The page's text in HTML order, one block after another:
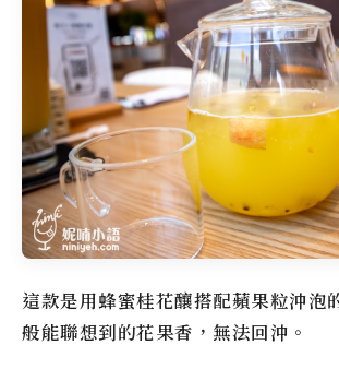
這款是用蜂蜜桂花釀搭配蘋果粒沖泡
般能聯想到的花果香，無法回沖。